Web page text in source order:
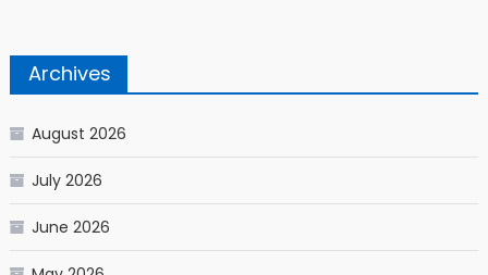
Archives
August 2026
July 2026
June 2026